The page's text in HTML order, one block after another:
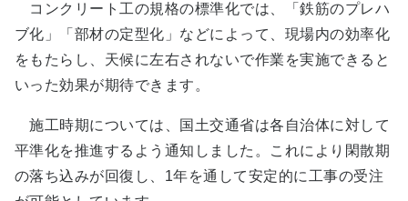
コンクリート工の規格の標準化では、「鉄筋のプレハ
ブ化」「部材の定型化」などによって、現場内の効率化
をもたらし、天候に左右されないで作業を実施できると
いった効果が期待できます。
施工時期については、国土交通省は各自治体に対して
平準化を推進するよう通知しました。これにより閑散期
の落ち込みが回復し、1年を通して安定的に工事の受注